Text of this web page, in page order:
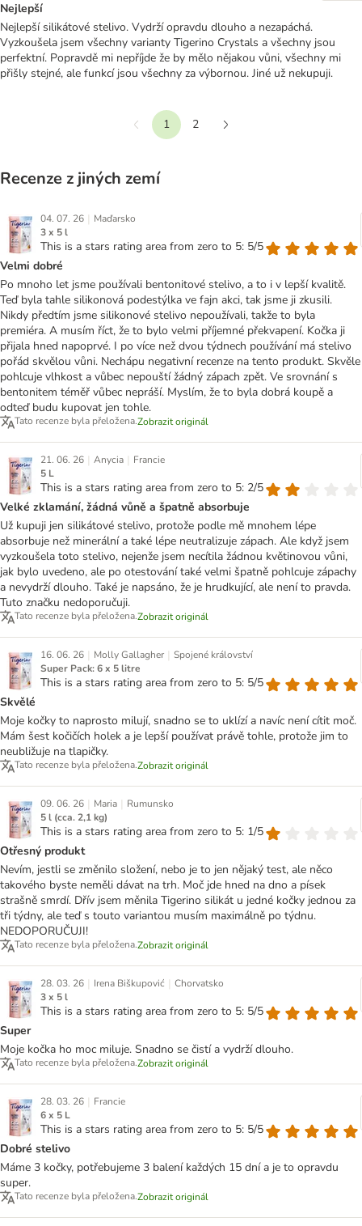
Nejlepší
Nejlepší silikátové stelivo. Vydrží opravdu dlouho a nezapáchá.
Vyzkoušela jsem všechny varianty Tigerino Crystals a všechny jsou
perfektní. Popravdě mi nepříjde že by mělo nějakou vůni, všechny mi
přišly stejné, ale funkcí jsou všechny za výbornou. Jiné už nekupuji.
Předchozí
1
2
Recenze z jiných zemí
04. 07. 26 | Maďarsko
3 x 5 l
This is a stars rating area from zero to 5: 5/5
Velmi dobré
Po mnoho let jsme používali bentonitové stelivo, a to i v lepší kvalitě.
Teď byla tahle silikonová podestýlka ve fajn akci, tak jsme ji zkusili.
Nikdy předtím jsme silikonové stelivo nepoužívali, takže to byla
premiéra. A musím říct, že to bylo velmi příjemné překvapení. Kočka ji
přijala hned napoprvé. I po více než dvou týdnech používání má stelivo
pořád skvělou vůni. Nechápu negativní recenze na tento produkt. Skvěle
pohlcuje vlhkost a vůbec nepouští žádný zápach zpět. Ve srovnání s
bentonitem téměř vůbec nepráší. Myslím, že to byla dobrá koupě a
odteď budu kupovat jen tohle.
Tato recenze byla přeložena.Zobrazit originál
21. 06. 26 | Anycia | Francie
5 L
This is a stars rating area from zero to 5: 2/5
Velké zklamání, žádná vůně a špatně absorbuje
Už kupuji jen silikátové stelivo, protože podle mě mnohem lépe
absorbuje než minerální a také lépe neutralizuje zápach. Ale když jsem
vyzkoušela toto stelivo, nejenže jsem necítila žádnou květinovou vůni,
jak bylo uvedeno, ale po otestování také velmi špatně pohlcuje zápachy
a nevydrží dlouho. Také je napsáno, že je hrudkující, ale není to pravda.
Tuto značku nedoporučuji.
Tato recenze byla přeložena.Zobrazit originál
16. 06. 26 | Molly Gallagher | Spojené království
Super Pack: 6 x 5 litre
This is a stars rating area from zero to 5: 5/5
Skvělé
Moje kočky to naprosto milují, snadno se to uklízí a navíc není cítit moč.
Mám šest kočičích holek a je lepší používat právě tohle, protože jim to
neubližuje na tlapičky.
Tato recenze byla přeložena.Zobrazit originál
09. 06. 26 | Maria | Rumunsko
5 l (cca. 2,1 kg)
This is a stars rating area from zero to 5: 1/5
Otřesný produkt
Nevím, jestli se změnilo složení, nebo je to jen nějaký test, ale něco
takového byste neměli dávat na trh. Moč jde hned na dno a písek
strašně smrdí. Dřív jsem měnila Tigerino silikát u jedné kočky jednou za
tři týdny, ale teď s touto variantou musím maximálně po týdnu.
NEDOPORUČUJI!
Tato recenze byla přeložena.Zobrazit originál
28. 03. 26 | Irena Biškupović | Chorvatsko
3 x 5 l
This is a stars rating area from zero to 5: 5/5
Super
Moje kočka ho moc miluje. Snadno se čistí a vydrží dlouho.
Tato recenze byla přeložena.Zobrazit originál
28. 03. 26 | Francie
6 x 5 L
This is a stars rating area from zero to 5: 5/5
Dobré stelivo
Máme 3 kočky, potřebujeme 3 balení každých 15 dní a je to opravdu
super.
Tato recenze byla přeložena.Zobrazit originál